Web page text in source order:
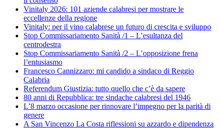
Vinitaly 2026: 101 aziende calabresi per mostrare le
eccellenze della regione
Vinitaly: per il vino calabrese un futuro di crescita e sviluppo
Stop Commissariamento Sanità /1 – L’esultanza del
centrodestra
Stop Commissariamento Sanità /2 – L’opposizione frena
l’entusiasmo
Francesco Cannizzaro: mi candido a sindaco di Reggio
Calabria
Referendum Giustizia: tutto quello che c’è da sapere
80 anni di Repubblica: tre sindache calabresi del 1946
L’8 marzo occasione per rinnovare l’impegno per la parità di
genere
A San Vincenzo La Costa riflessioni su azzardo e dipendenza